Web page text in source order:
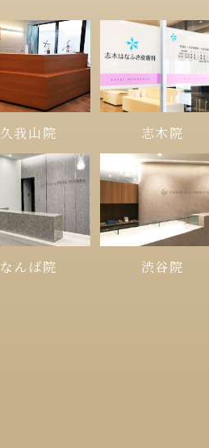
久我山院 志木院
なんば院 渋谷院